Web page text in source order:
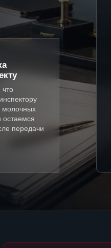
молочных
остаемся
передачи